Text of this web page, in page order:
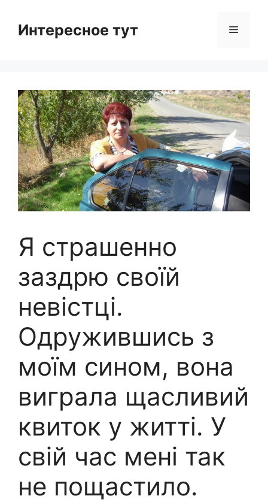
contentИнтересное тут Menu
Я страшенно
заздрю своїй
невістці.
Одружившись з
моїм сином, вона
виграла щасливий
квиток у житті. У
свій час мені так
не пощастило.